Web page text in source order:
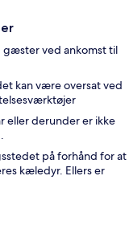
gæster ved ankomst til
kan være oversat ved
eller derunder er ikke
på forhånd for at
kæledyr. Ellers er